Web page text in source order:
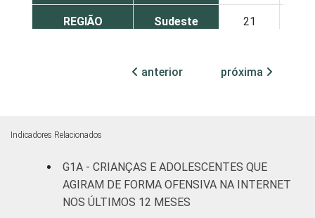
REGIÃO Sudeste 21
Centro-
20
SEXO DA
Masculino
anterior próxima
Indicadores Relacionados
G1A - CRIANÇAS E ADOLESCENTES QUE
AGIRAM DE FORMA OFENSIVA NA INTERNET
NOS ÚLTIMOS 12 MESES